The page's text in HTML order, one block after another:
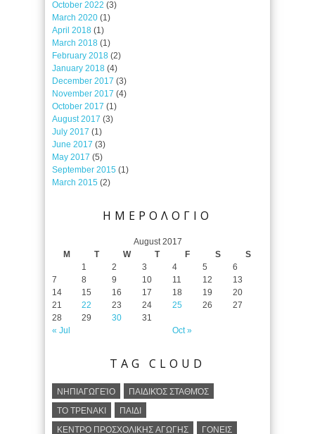
October 2022 (3)
March 2020 (1)
April 2018 (1)
March 2018 (1)
February 2018 (2)
January 2018 (4)
December 2017 (3)
November 2017 (4)
October 2017 (1)
August 2017 (3)
July 2017 (1)
June 2017 (3)
May 2017 (5)
September 2015 (1)
March 2015 (2)
ΗΜΕΡΟΛΟΓΙΟ
August 2017
M
T W T F S S
« Jul Oct »
1 2 3 4 5
6
7
8 9 10 11 12
13
14
15 16 17 18 19
20
21
22 23 24 25 26
27
28
29 30 31
TAG CLOUD
ΝΗΠΙΑΓΩΓΕΊΟ
ΠΑΙΔΙΚΌΣ ΣΤΑΘΜΌΣ
ΤΟ ΤΡΕΝΑΚΙ
ΠΑΙΔΙ
ΚΕΝΤΡΟ ΠΡΟΣΧΟΛΙΚΗΣ ΑΓΩΓΗΣ
ΓΟΝΕΙΣ